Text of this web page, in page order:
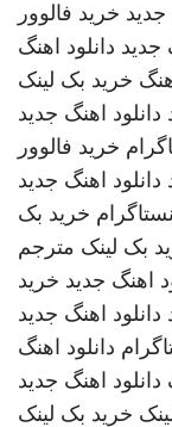
جدید خرید فالوور
جدید دانلود اهنگ
خرید بک لینک
دانلود اهنگ جدید
خرید فالوور
دانلود اهنگ جدید
خرید بک
بک لینک مترجم
اهنگ جدید خرید
دانلود اهنگ جدید
دانلود اهنگ
دانلود اهنگ جدید
خرید بک لینک